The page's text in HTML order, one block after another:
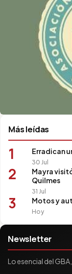
Más leídas
1 Erradican
30 Jul
2
Mayra
Quilmes
31 Jul
3 Motos y
Hoy
Newsletter
Lo esencial del